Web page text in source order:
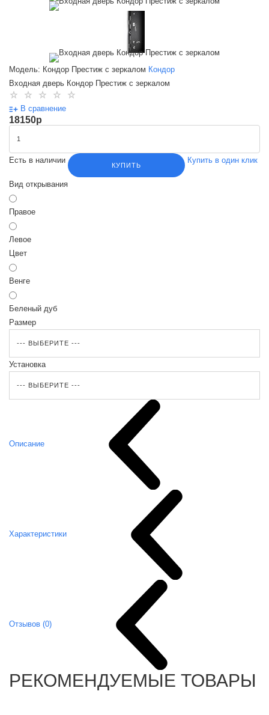
Модель: Кондор Престиж с зеркалом Кондор
Входная дверь Кондор Престиж с зеркалом
В сравнение
18150p
Есть в наличии
КУПИТЬ
Купить в один клик
Вид открывания
Правое
Левое
Цвет
Венге
Беленый дуб
Размер
Установка
Описание
Характеристики
Отзывов (0)
РЕКОМЕНДУЕМЫЕ ТОВАРЫ